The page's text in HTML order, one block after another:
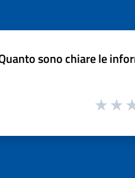
sono chiare le